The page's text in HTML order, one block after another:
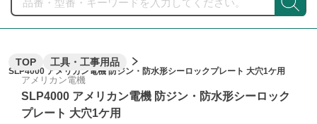
TOP 工具・工事用品
SLP4000 アメリカン電機 防ジン・防水形シーロックプレート 大穴1ケ用
アメリカン電機
SLP4000 アメリカン電機 防ジン・防水形シーロック
プレート 大穴1ケ用